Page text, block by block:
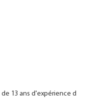
13 ans d'expérience